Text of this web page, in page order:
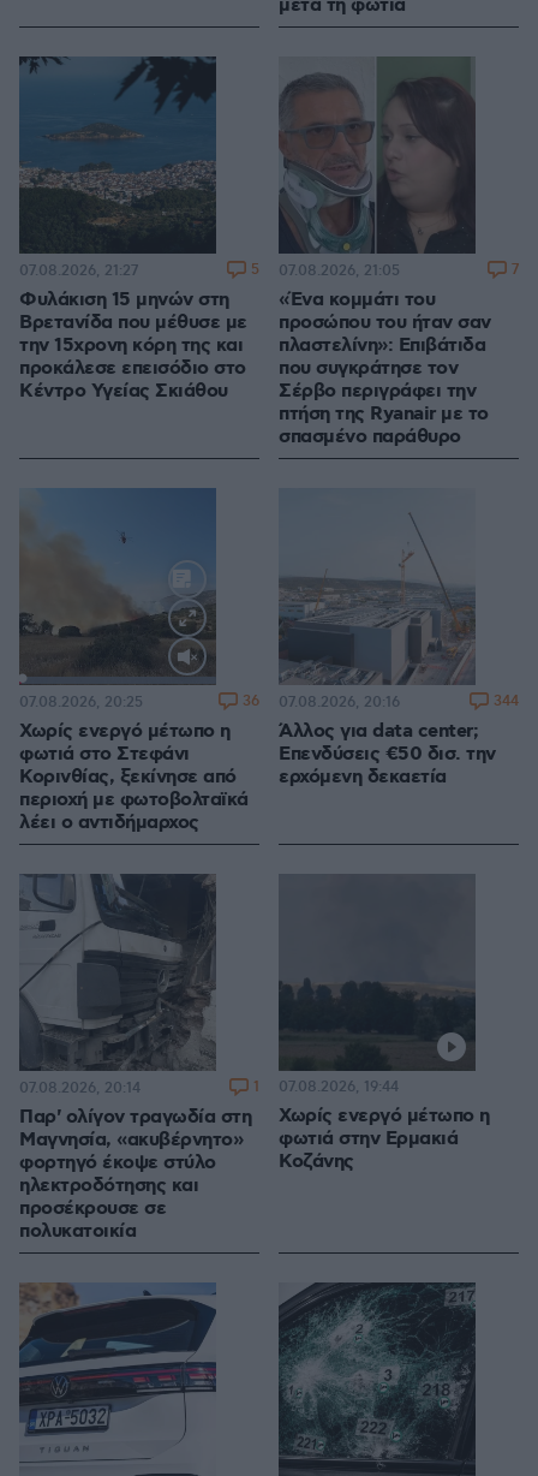
μετά τη φωτιά
Φυλάκιση 15 μηνών στη
Βρετανίδα που μέθυσε με
την 15χρονη κόρη της και
προκάλεσε επεισόδιο στο
Κέντρο Υγείας Σκιάθου
07.08.2026, 21:27 5
«Ένα κομμάτι του
προσώπου του ήταν σαν
πλαστελίνη»: Επιβάτιδα
που συγκράτησε τον
Σέρβο περιγράφει την
πτήση της Ryanair με το
σπασμένο παράθυρο
07.08.2026, 21:05 7
Loaded:
100.00%
Χωρίς ενεργό μέτωπο η
φωτιά στο Στεφάνι
Κορινθίας, ξεκίνησε από
περιοχή με φωτοβολταϊκά
λέει ο αντιδήμαρχος
07.08.2026, 20:25 36
Άλλος για data center;
Επενδύσεις €50 δισ. την
ερχόμενη δεκαετία
07.08.2026, 20:16 344
Παρ' ολίγον τραγωδία στη
Μαγνησία, «ακυβέρνητο»
φορτηγό έκοψε στύλο
ηλεκτροδότησης και
προσέκρουσε σε
πολυκατοικία
07.08.2026, 20:14 1
Χωρίς ενεργό μέτωπο η
φωτιά στην Ερμακιά
Κοζάνης
07.08.2026, 19:44